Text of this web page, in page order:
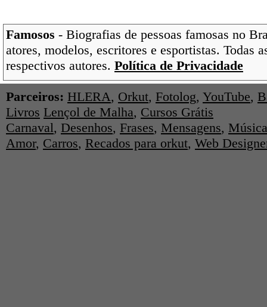
Famosos - Biografias de pessoas famosas no
atores, modelos, escritores e esportistas. Todas
respectivos autores. Política de Privacidade
Parceiros: HLERA, Orkut, Fotolog, YouTube,
Livros Lençol de Malha, Cursos Grátis
Carnaval, Desenhos, Frases, Mensagens,
Amor, Carros, Recados para orkut, Web